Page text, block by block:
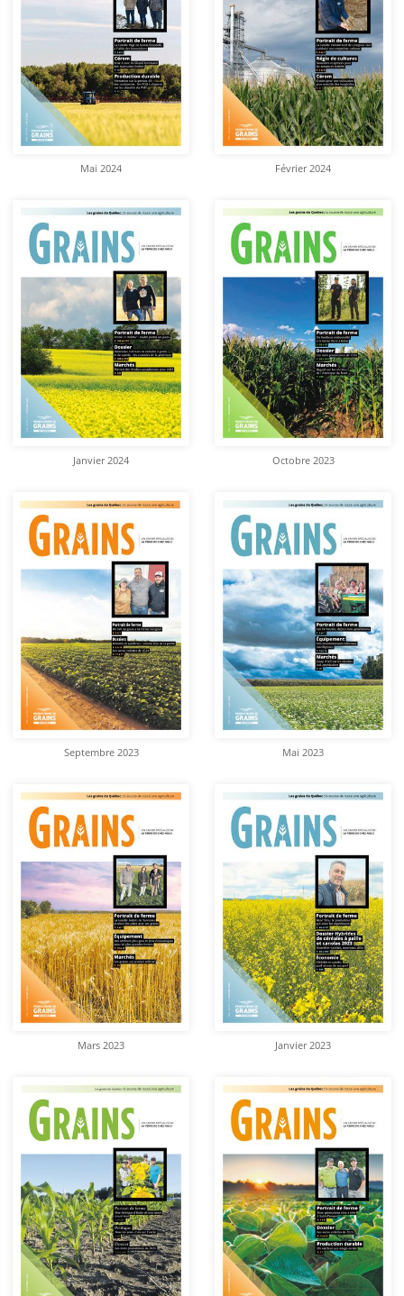
Mai 2024 Février 2024
Janvier 2024 Octobre 2023
Septembre 2023 Mai 2023
Mars 2023 Janvier 2023